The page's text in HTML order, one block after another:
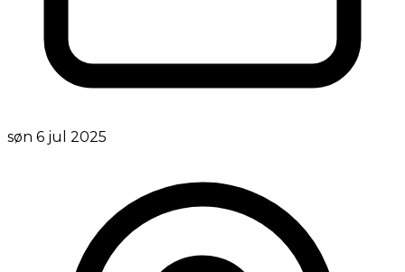
søn 6 jul 2025